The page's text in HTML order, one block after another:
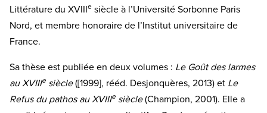
Littérature du XVIIIe siècle à l’Université Sorbonne Paris
Nord, et membre honoraire de l’Institut universitaire de
France.
Sa thèse est publiée en deux volumes : Le Goût des larmes
au XVIIIe siècle([1999], rééd. Desjonquères, 2013) et Le
Refus du pathos au XVIIIe siècle(Champion, 2001). Elle a